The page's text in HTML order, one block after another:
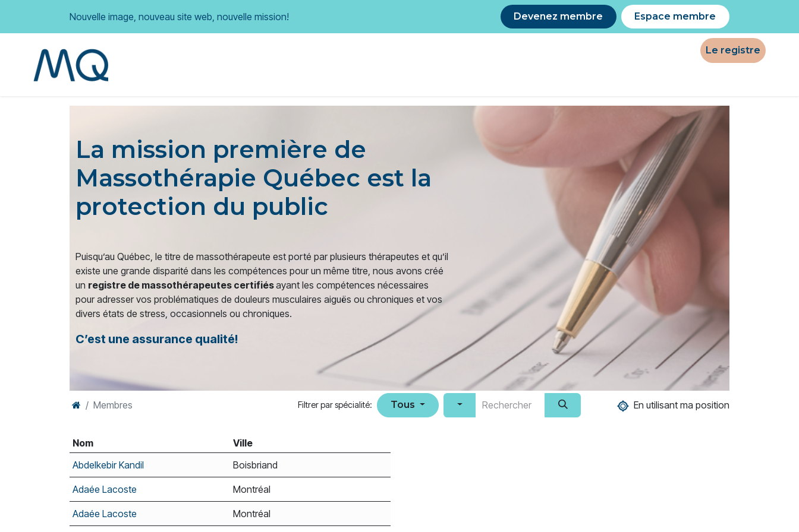
Nouvelle image, nouveau site web, nouvelle mission! Devenez membre Espace membre
Le registre
La mission première de
Massothérapie Québec est la
protection du public
Puisqu’au Québec, le titre de massothérapeute est porté par plusieurs thérapeutes et qu’il
existe une grande disparité dans les compétences pour un même titre, nous avons créé
un registre de massothérapeutes certifiésayant les compétences nécessaires
pour adresser vos problématiques de douleurs musculaires aiguës ou chroniques et vos
divers états de stress, occasionnels ou chroniques.
C’est une assurance qualité!
Membres Filtrer par spécialité: Tous En utilisant ma position
Nom
Ville
Abdelkebir Kandil
Boisbriand
Adaée Lacoste Montréal
Adaée Lacoste Montréal